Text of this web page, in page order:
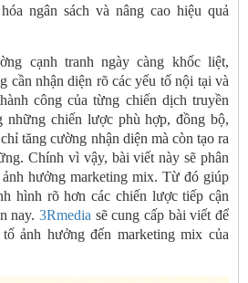
ngân sách và nâng cao hiệu quả
cạnh tranh ngày càng khốc liệt,
cần nhận diện rõ các yếu tố nội tại và
công của từng chiến dịch truyền
chiến lược phù hợp, đồng bộ,
tăng cường nhận diện mà còn tạo ra
Chính vì vậy, bài viết này sẽ phân
hưởng marketing mix. Từ đó giúp
hình rõ hơn các chiến lược tiếp cận
nay. 3Rmedia sẽ cung cấp bài viết để
ảnh hưởng đến marketing mix của